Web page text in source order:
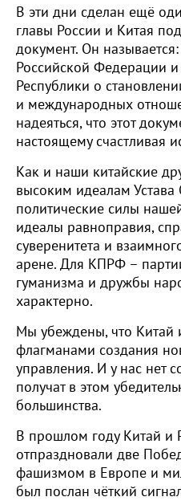
В эти дни сделан ещё
главы России и Китая
документ. Он
Российской Федерации
Республики о
и международных
надеяться, что этот
настоящему счастливая
Как и наши китайские
высоким идеалам
политические силы
идеалы равноправия,
суверенитета и
арене. Для КПРФ –
гуманизма и дружбы
характерно.
Мы убеждены, что Китай
флагманами создания
управления. И у нас нет
получат в этом
большинства.
В прошлом году Китай и
отпраздновали две
фашизмом в Европе и
был послан чёткий